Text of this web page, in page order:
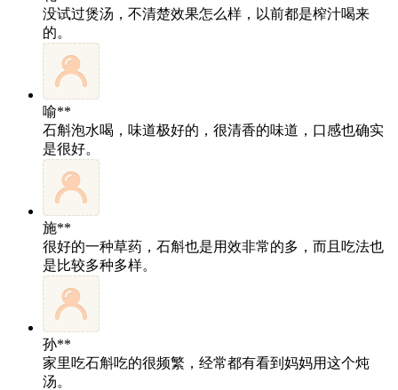
没试过煲汤，不清楚效果怎么样，以前都是榨汁喝来
的。
喻**
石斛泡水喝，味道极好的，很清香的味道，口感也确实
是很好。
施**
很好的一种草药，石斛也是用效非常的多，而且吃法也
是比较多种多样。
孙**
家里吃石斛吃的很频繁，经常都有看到妈妈用这个炖
汤。